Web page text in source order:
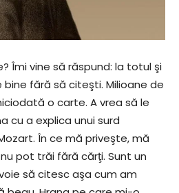
Îmi vine să răspund: la totul şi
fără să citeşti. Milioane de
o carte. A vrea să le
cu a explica unui surd
În ce mă priveşte, mă
pot trăi fără cărţi. Sunt un
să citesc aşa cum am